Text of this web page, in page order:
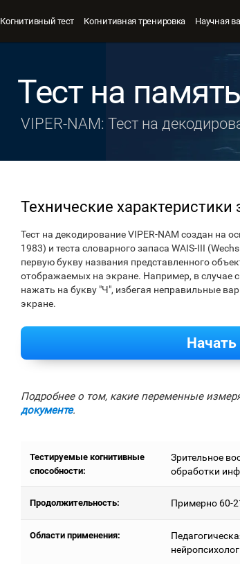
Когнитивный тест Когнитивная тренировка Научная
Тест на
VIPER-NAM: Тест на
Технические характеристики
Тест на декодирование VIPER-NAM создан на
1983) и теста словарного запаса WAIS-III
первую букву названия представленного
отображаемых на экране. Например, в случае
нажать на букву "Ч", избегая неправильные
экране.
Начать
Подробнее о том, какие переменные
документе.
Тестируемые когнитивные
способности:
Зрительное
обработки
Продолжительность: Примерно 60-
Области применения: